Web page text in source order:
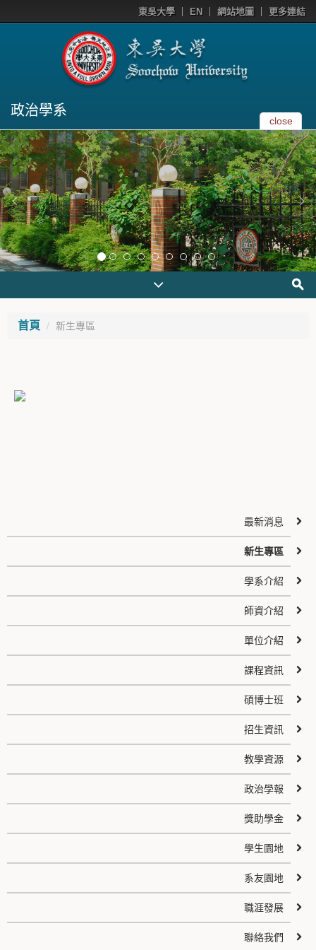
東吳大學 EN 網站地圖 更多連結
政治學系
close
首頁 新生專區
最新消息
新生專區
學系介紹
師資介紹
單位介紹
課程資訊
碩博士班
招生資訊
教學資源
政治學報
獎助學金
學生園地
系友園地
職涯發展
聯絡我們